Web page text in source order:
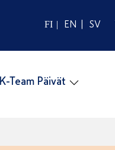
FI EN SV
K-Team Päivät